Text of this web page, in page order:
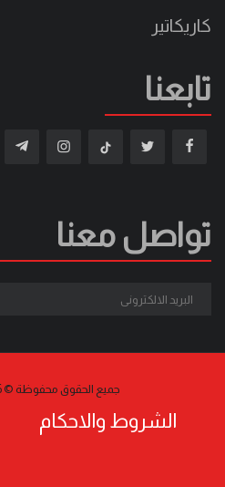
كاريكاتير
تابعنا
تواصل معنا
جميع الحقوق محفوظة © 2026 | مباشر العرب
الشروط والاحكام